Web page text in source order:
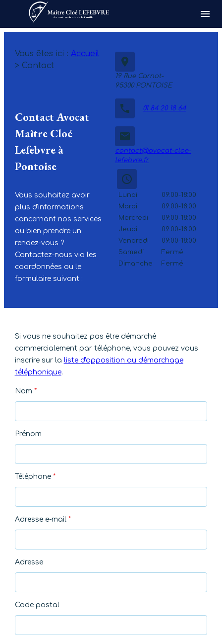
Avocat en droit de la famille menu
Vous êtes ici : Accueil
> Contact
Contact Avocat
Maître Cloé
Lefebvre à
Pontoise
Vous souhaitez avoir
plus d'informations
concernant nos services
ou bien prendre un
rendez-vous ?
Contactez-nous via les
coordonnées ou le
formulaire suivant :
place
19 Rue Carnot-
95300 PONTOISE
phone 01 84 20 18 64
email
contact@avocat-cloe-
lefebvre.fr
access_time
Lundi
09:00-18:00
Mardi
09:00-18:00
Mercredi
09:00-18:00
Jeudi
09:00-18:00
Vendredi
09:00-18:00
Samedi
Fermé
Dimanche
Fermé
Si vous ne souhaitez pas être démarché
commercialement par téléphone, vous pouvez vous
inscrire sur la liste d'opposition au démarchage
téléphonique.
Nom *
Prénom
Téléphone *
Adresse e-mail *
Adresse
Code postal
Panneau de gestion des cookies